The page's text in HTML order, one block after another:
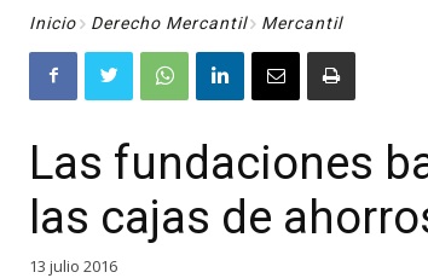
Inicio Derecho Mercantil Mercantil
Las fundaciones
las cajas de
13 julio 2016